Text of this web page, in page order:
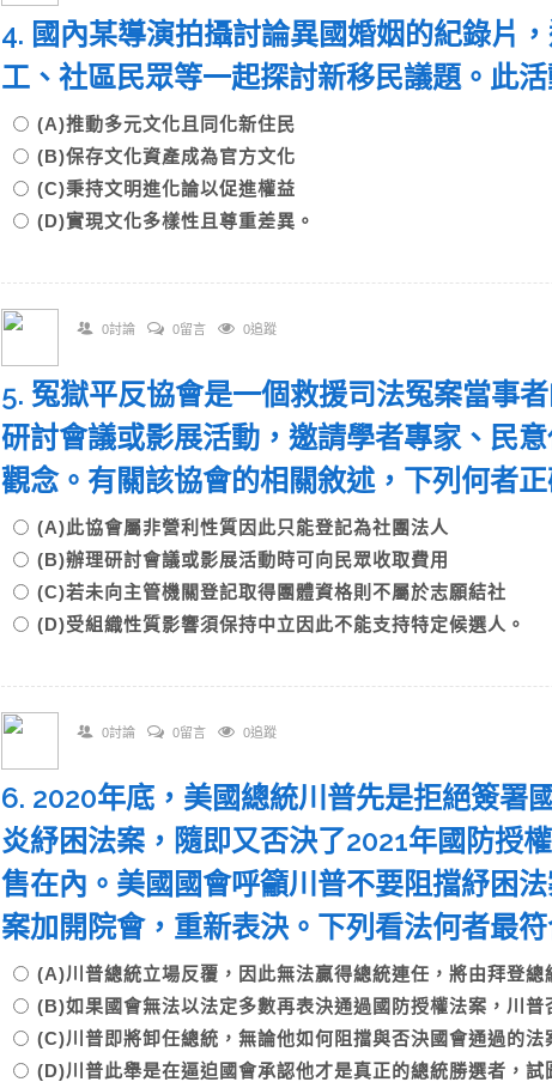
4. 國內某導演拍攝討論異國婚姻的紀錄片
工、社區民眾等一起探討新移民議題。此
(A)推動多元文化且同化新住民
(B)保存文化資產成為官方文化
(C)秉持文明進化論以促進權益
(D)實現文化多樣性且尊重差異。
0討論 0留言 0追蹤
5. 冤獄平反協會是一個救援司法冤案當事
研討會議或影展活動，邀請學者專家、民
觀念。有關該協會的相關敘述，下列何者
(A)此協會屬非營利性質因此只能登記為社團法人
(B)辦理研討會議或影展活動時可向民眾收取費用
(C)若未向主管機關登記取得團體資格則不屬於志願結社
(D)受組織性質影響須保持中立因此不能支持特定候選人。
0討論 0留言 0追蹤
6. 2020年底，美國總統川普先是拒絕簽署
炎紓困法案，隨即又否決了2021年國防授
售在內。美國國會呼籲川普不要阻擋紓困
案加開院會，重新表決。下列看法何者最
(A)川普總統立場反覆，因此無法贏得總統連任，將由拜登
(B)如果國會無法以法定多數再表決通過國防授權法案，川
(C)川普即將卸任總統，無論他如何阻擋與否決國會通過的
(D)川普此舉是在逼迫國會承認他才是真正的總統勝選者，試